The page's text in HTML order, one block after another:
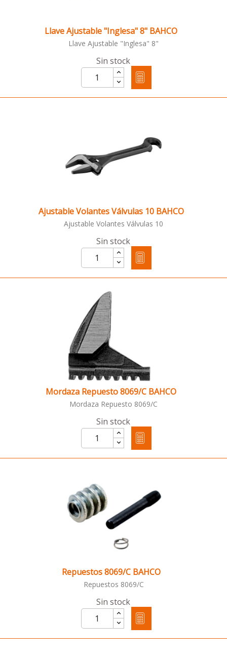
Llave Ajustable "Inglesa" 8" BAHCO
Llave Ajustable "Inglesa" 8"
Sin stock
Ajustable Volantes Válvulas 10 BAHCO
Ajustable Volantes Válvulas 10
Sin stock
Mordaza Repuesto 8069/C BAHCO
Mordaza Repuesto 8069/C
Sin stock
Repuestos 8069/C BAHCO
Repuestos 8069/C
Sin stock